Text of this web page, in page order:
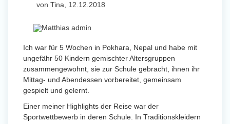
von Tina, 12.12.2018
Ich war für 5 Wochen in Pokhara, Nepal und habe mit
ungefähr 50 Kindern gemischter Altersgruppen
zusammengewohnt, sie zur Schule gebracht, ihnen ihr
Mittag- und Abendessen vorbereitet, gemeinsam
gespielt und gelernt.
Einer meiner Highlights der Reise war der
Sportwettbewerb in deren Schule. In Traditionskleidern